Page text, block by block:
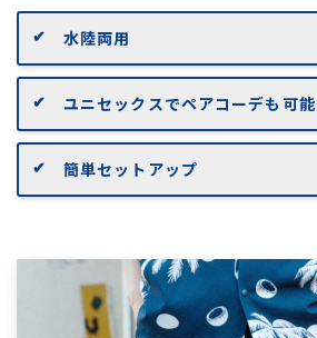
水陸両用
ユニセックスでペアコーデも可能
簡単セットアップ